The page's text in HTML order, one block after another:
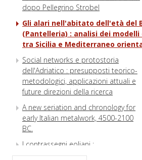
dopo Pellegrino Strobel
Gli alari nell'abitato dell'età del
(Pantelleria) : analisi dei
tra Sicilia e Mediterraneo
Social networks e protostoria
dell'Adriatico : presupposti teorico-
metodologici, applicazioni attuali e
future direzioni della ricerca
A new seriation and chronology for
early Italian metalwork, 4500-2100
BC.
I contrassegni eoliani :
classificazione e distribuzione